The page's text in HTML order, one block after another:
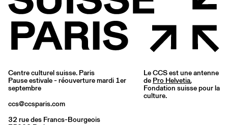
Centre culturel suisse. Paris
Pause estivale - réouverture mardi 1er
septembre
ccs@ccsparis.com
32 rue des Francs-Bourgeois
Le CCS est une antenne
de Pro Helvetia,
Fondation suisse pour la
culture.